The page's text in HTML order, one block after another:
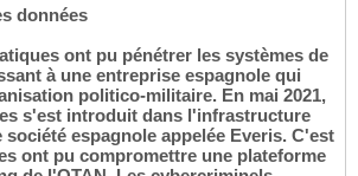
données
ont pu pénétrer les systèmes de
à une entreprise espagnole qui
politico-militaire. En mai 2021,
s'est introduit dans l'infrastructure
espagnole appelée Everis. C'est
ont pu compromettre une plateforme